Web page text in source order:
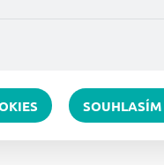
vašim preferencím,